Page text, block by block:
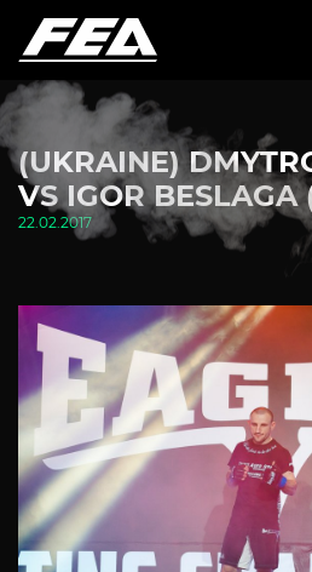
(UKRAINE)
VS IGOR BESLAGA
22.02.2017